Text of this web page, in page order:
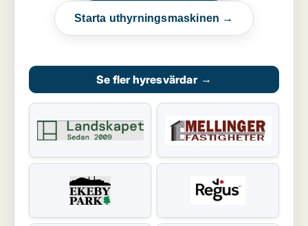
Starta uthyrningsmaskinen →
Se fler hyresvärdar →